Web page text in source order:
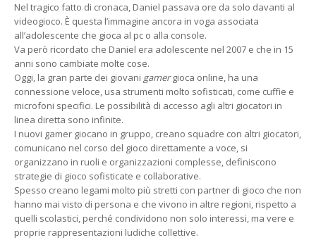
Nel tragico fatto di cronaca, Daniel passava ore da solo davanti al
videogioco. È questa l’immagine ancora in voga associata
all’adolescente che gioca al pc o alla console.
Va però ricordato che Daniel era adolescente nel 2007 e che in 15
anni sono cambiate molte cose.
Oggi, la gran parte dei giovani gamergioca online, ha una
connessione veloce, usa strumenti molto sofisticati, come cuffie e
microfoni specifici. Le possibilità di accesso agli altri giocatori in
linea diretta sono infinite.
I nuovi gamer giocano in gruppo, creano squadre con altri giocatori,
comunicano nel corso del gioco direttamente a voce, si
organizzano in ruoli e organizzazioni complesse, definiscono
strategie di gioco sofisticate e collaborative.
Spesso creano legami molto più stretti con partner di gioco che non
hanno mai visto di persona e che vivono in altre regioni, rispetto a
quelli scolastici, perché condividono non solo interessi, ma vere e
proprie rappresentazioni ludiche collettive.